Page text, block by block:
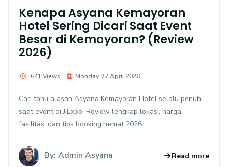
Kenapa Asyana Kemayoran
Hotel Sering Dicari Saat Event
Besar di Kemayoran? (Review
2026)
641 Views Monday, 27 April 2026
Cari tahu alasan Asyana Kemayoran Hotel selalu penuh
saat event di JIExpo. Review lengkap lokasi, harga,
fasilitas, dan tips booking hemat 2026.
By: Admin Asyana Read more